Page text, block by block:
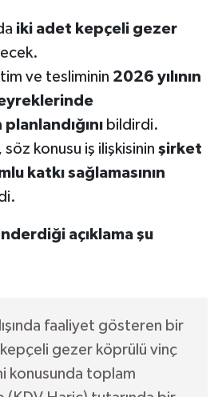
iki adet kepçeli gezer
ve tesliminin 2026 yılının
bildirdi.
söz konusu iş ilişkisinin şirket
katkı sağlamasının
açıklama şu
faaliyet gösteren bir
gezer köprülü vinç
konusunda toplam